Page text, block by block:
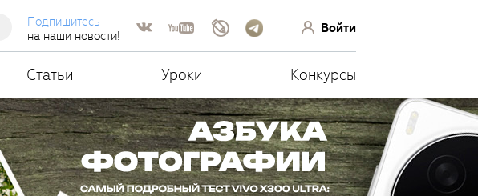
Подпишитесь
на наши новости!
Войти
Статьи Уроки Конкурсы